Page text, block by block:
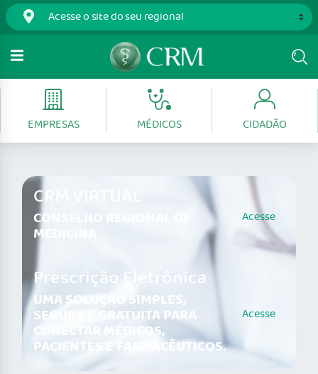
EMPRESAS MÉDICOS CIDADÃO
CRM VIRTUAL
CONSELHO REGIONAL DE
MEDICINA
Acesse
Prescrição Eletrônica
UMA SOLUÇÃO SIMPLES,
SEGURA E GRATUITA PARA
CONECTAR MÉDICOS,
PACIENTES E FARMACÊUTICOS.
Acesse